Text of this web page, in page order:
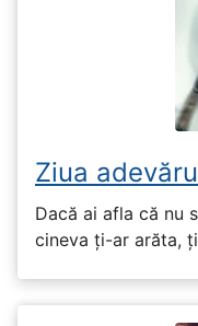
Ziua
Dacă ai afla că nu
cineva ți-ar arăta,